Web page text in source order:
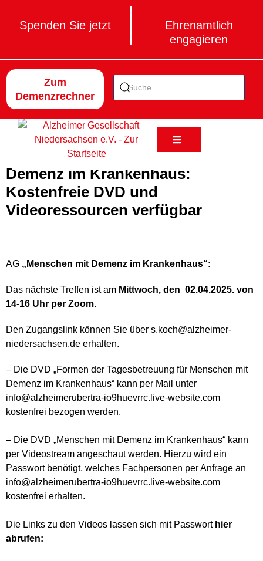
Spenden Sie jetzt
Ehrenamtlich
engagieren
Zum
Demenzrechner
Demenz im Krankenhaus:
Kostenfreie DVD und
Videoressourcen verfügbar
AG „Menschen mit Demenz im Krankenhaus“:
Das nächste Treffen istam Mittwoch, den 02.04.2025. von
14-16 Uhr per Zoom.
Den Zugangslink können Sie über s.koch@alzheimer-
niedersachsen.de erhalten.
– Die DVD „Formen der Tagesbetreuung für Menschen mit
Demenz im Krankenhaus“ kann per Mail unter
info@alzheimerubertra-io9huevrrc.live-website.com
kostenfrei bezogen werden.
– Die DVD „Menschen mit Demenz im Krankenhaus“ kann
per Videostream angeschautwerden. Hierzu wird ein
Passwort benötigt, welches Fachpersonen per Anfrage an
info@alzheimerubertra-io9huevrrc.live-website.com
kostenfrei erhalten.
Die Links zu den Videos lassen sich mit Passworthier
abrufen: